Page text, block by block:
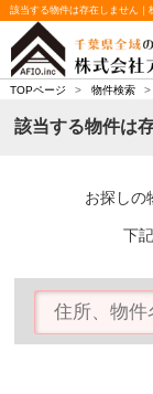
該当する物件は存在しません｜
TOPページ > 物件検索 >
該当する物件は
お探しの
下